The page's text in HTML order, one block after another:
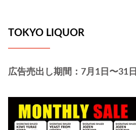
TOKYO LIQUOR
広告売出し期間：7月1日〜31日